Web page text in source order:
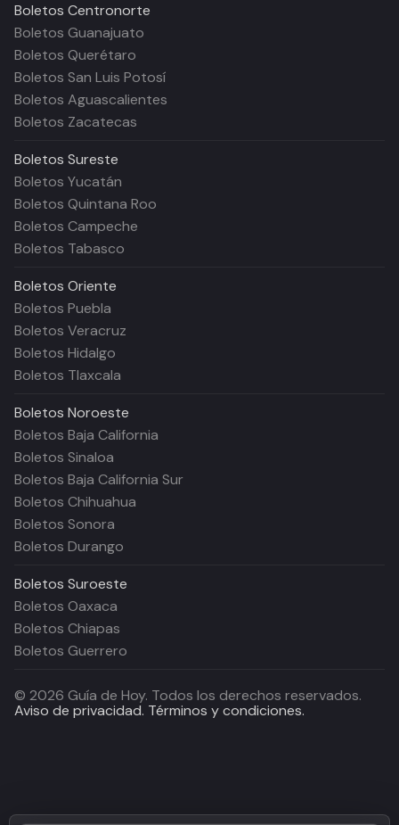
Boletos Centronorte
Boletos Guanajuato
Boletos Querétaro
Boletos San Luis Potosí
Boletos Aguascalientes
Boletos Zacatecas
Boletos Sureste
Boletos Yucatán
Boletos Quintana Roo
Boletos Campeche
Boletos Tabasco
Boletos Oriente
Boletos Puebla
Boletos Veracruz
Boletos Hidalgo
Boletos Tlaxcala
Boletos Noroeste
Boletos Baja California
Boletos Sinaloa
Boletos Baja California Sur
Boletos Chihuahua
Boletos Sonora
Boletos Durango
Boletos Suroeste
Boletos Oaxaca
Boletos Chiapas
Boletos Guerrero
© 2026 Guía de Hoy. Todos los derechos reservados.
Aviso de privacidad. Términos y condiciones.